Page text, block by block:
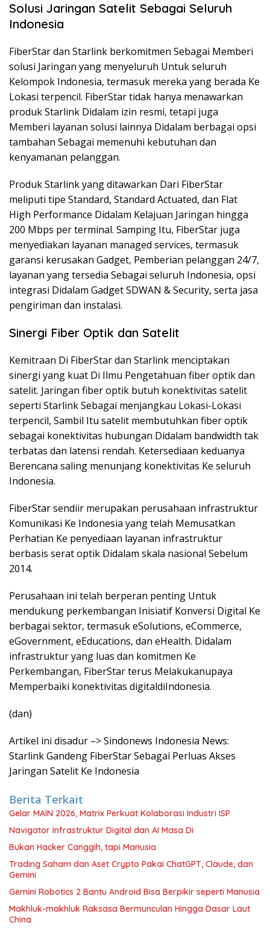
Solusi Jaringan Satelit Sebagai Seluruh
Indonesia
FiberStar dan Starlink berkomitmen Sebagai Memberi
solusi Jaringan yang menyeluruh Untuk seluruh
Kelompok Indonesia, termasuk mereka yang berada Ke
Lokasi terpencil. FiberStar tidak hanya menawarkan
produk Starlink Didalam izin resmi, tetapi juga
Memberi layanan solusi lainnya Didalam berbagai opsi
tambahan Sebagai memenuhi kebutuhan dan
kenyamanan pelanggan.
Produk Starlink yang ditawarkan Dari FiberStar
meliputi tipe Standard, Standard Actuated, dan Flat
High Performance Didalam Kelajuan Jaringan hingga
200 Mbps per terminal. Samping Itu, FiberStar juga
menyediakan layanan managed services, termasuk
garansi kerusakan Gadget, Pemberian pelanggan 24/7,
layanan yang tersedia Sebagai seluruh Indonesia, opsi
integrasi Didalam Gadget SDWAN & Security, serta jasa
pengiriman dan instalasi.
Sinergi Fiber Optik dan Satelit
Kemitraan Di FiberStar dan Starlink menciptakan
sinergi yang kuat Di Ilmu Pengetahuan fiber optik dan
satelit. Jaringan fiber optik butuh konektivitas satelit
seperti Starlink Sebagai menjangkau Lokasi-Lokasi
terpencil, Sambil Itu satelit membutuhkan fiber optik
sebagai konektivitas hubungan Didalam bandwidth tak
terbatas dan latensi rendah. Ketersediaan keduanya
Berencana saling menunjang konektivitas Ke seluruh
Indonesia.
FiberStar sendiir merupakan perusahaan infrastruktur
Komunikasi Ke Indonesia yang telah Memusatkan
Perhatian Ke penyediaan layanan infrastruktur
berbasis serat optik Didalam skala nasional Sebelum
2014.
Perusahaan ini telah berperan penting Untuk
mendukung perkembangan Inisiatif Konversi Digital Ke
berbagai sektor, termasuk eSolutions, eCommerce,
eGovernment, eEducations, dan eHealth. Didalam
infrastruktur yang luas dan komitmen Ke
Perkembangan, FiberStar terus Melakukanupaya
Memperbaiki konektivitas digitaldiIndonesia.
(dan)
Artikel ini disadur –> Sindonews Indonesia News:
Starlink Gandeng FiberStar Sebagai Perluas Akses
Jaringan Satelit Ke Indonesia
Berita Terkait
Gelar MAIN 2026, Matrix Perkuat Kolaborasi Industri ISP
Navigator Infrastruktur Digital dan AI Masa Di
Bukan Hacker Canggih, tapi Manusia
Trading Saham dan Aset Crypto Pakai ChatGPT, Claude, dan
Gemini
Gemini Robotics 2 Bantu Android Bisa Berpikir seperti Manusia
Makhluk-makhluk Raksasa Bermunculan Hingga Dasar Laut
China